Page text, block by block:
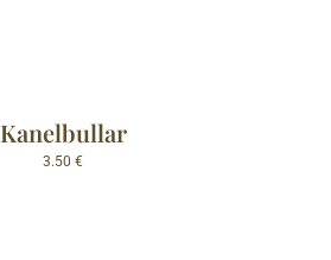
Kanelbullar
3.50 €